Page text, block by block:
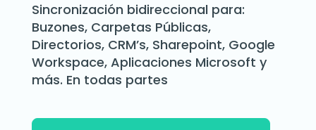
Sincronización bidireccional para:
Buzones, Carpetas Públicas,
Directorios, CRM’s, Sharepoint, Google
Workspace, Aplicaciones Microsoft y
más. En todas partes